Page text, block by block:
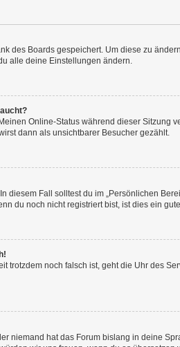
des Boards gespeichert. Um diese zu
alle deine Einstellungen ändern.
Online-Status während dieser Sitzung
dann als unsichtbarer Besucher gezählt.
Fall solltest du im „Persönlichen
du noch nicht registriert bist, ist dies ein
noch falsch ist, geht die Uhr des
niemand hat das Forum bislang in deine